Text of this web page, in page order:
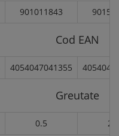
901011843
Cod EAN
4054047041355
Greutate
0.5 2.1